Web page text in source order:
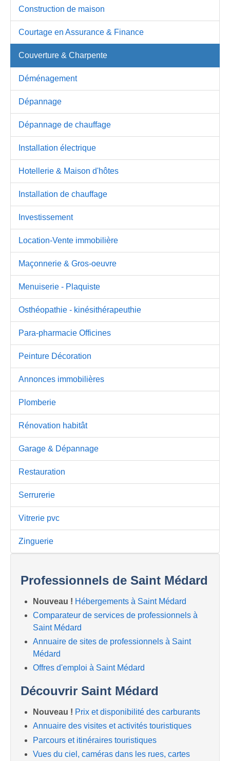
Construction de maison
Courtage en Assurance & Finance
Couverture & Charpente
Déménagement
Dépannage
Dépannage de chauffage
Installation électrique
Hotellerie & Maison d'hôtes
Installation de chauffage
Investissement
Location-Vente immobilière
Maçonnerie & Gros-oeuvre
Menuiserie - Plaquiste
Osthéopathie - kinésithérapeuthie
Para-pharmacie Officines
Peinture Décoration
Annonces immobilières
Plomberie
Rénovation habitât
Garage & Dépannage
Restauration
Serrurerie
Vitrerie pvc
Zinguerie
Professionnels de Saint Médard
Nouveau ! Hébergements à Saint Médard
Comparateur de services de professionnels à
Saint Médard
Annuaire de sites de professionnels à Saint
Médard
Offres d'emploi à Saint Médard
Découvrir Saint Médard
Nouveau ! Prix et disponibilité des carburants
Annuaire des visites et activités touristiques
Parcours et itinéraires touristiques
Vues du ciel, caméras dans les rues, cartes